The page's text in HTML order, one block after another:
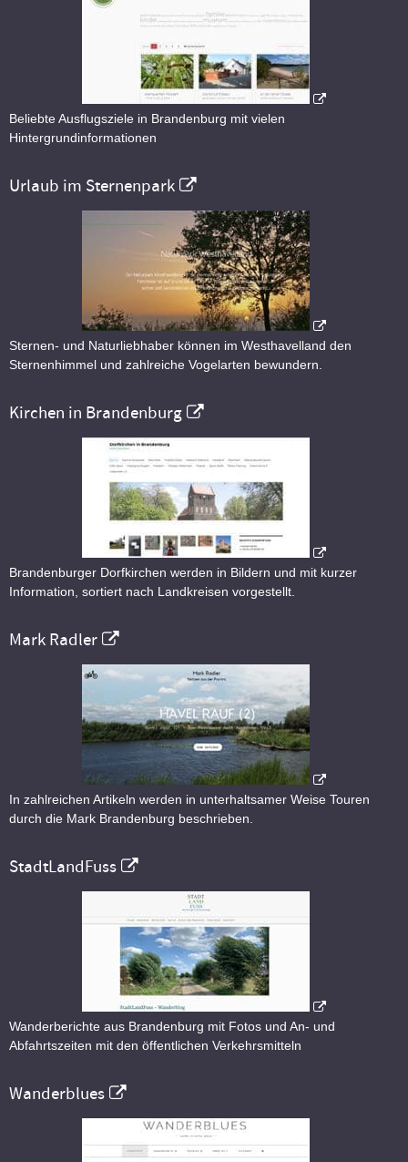
Beliebte Ausflugsziele in Brandenburg mit vielen
Hintergrundinformationen
Urlaub im Sternenpark
Sternen- und Naturliebhaber können im Westhavelland den
Sternenhimmel und zahlreiche Vogelarten bewundern.
Kirchen in Brandenburg
Brandenburger Dorfkirchen werden in Bildern und mit kurzer
Information, sortiert nach Landkreisen vorgestellt.
Mark Radler
In zahlreichen Artikeln werden in unterhaltsamer Weise Touren
durch die Mark Brandenburg beschrieben.
StadtLandFuss
Wanderberichte aus Brandenburg mit Fotos und An- und
Abfahrtszeiten mit den öffentlichen Verkehrsmitteln
Wanderblues